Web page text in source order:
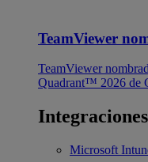
TeamViewer
TeamViewer
Quadrant™ 2026 de
Microsoft